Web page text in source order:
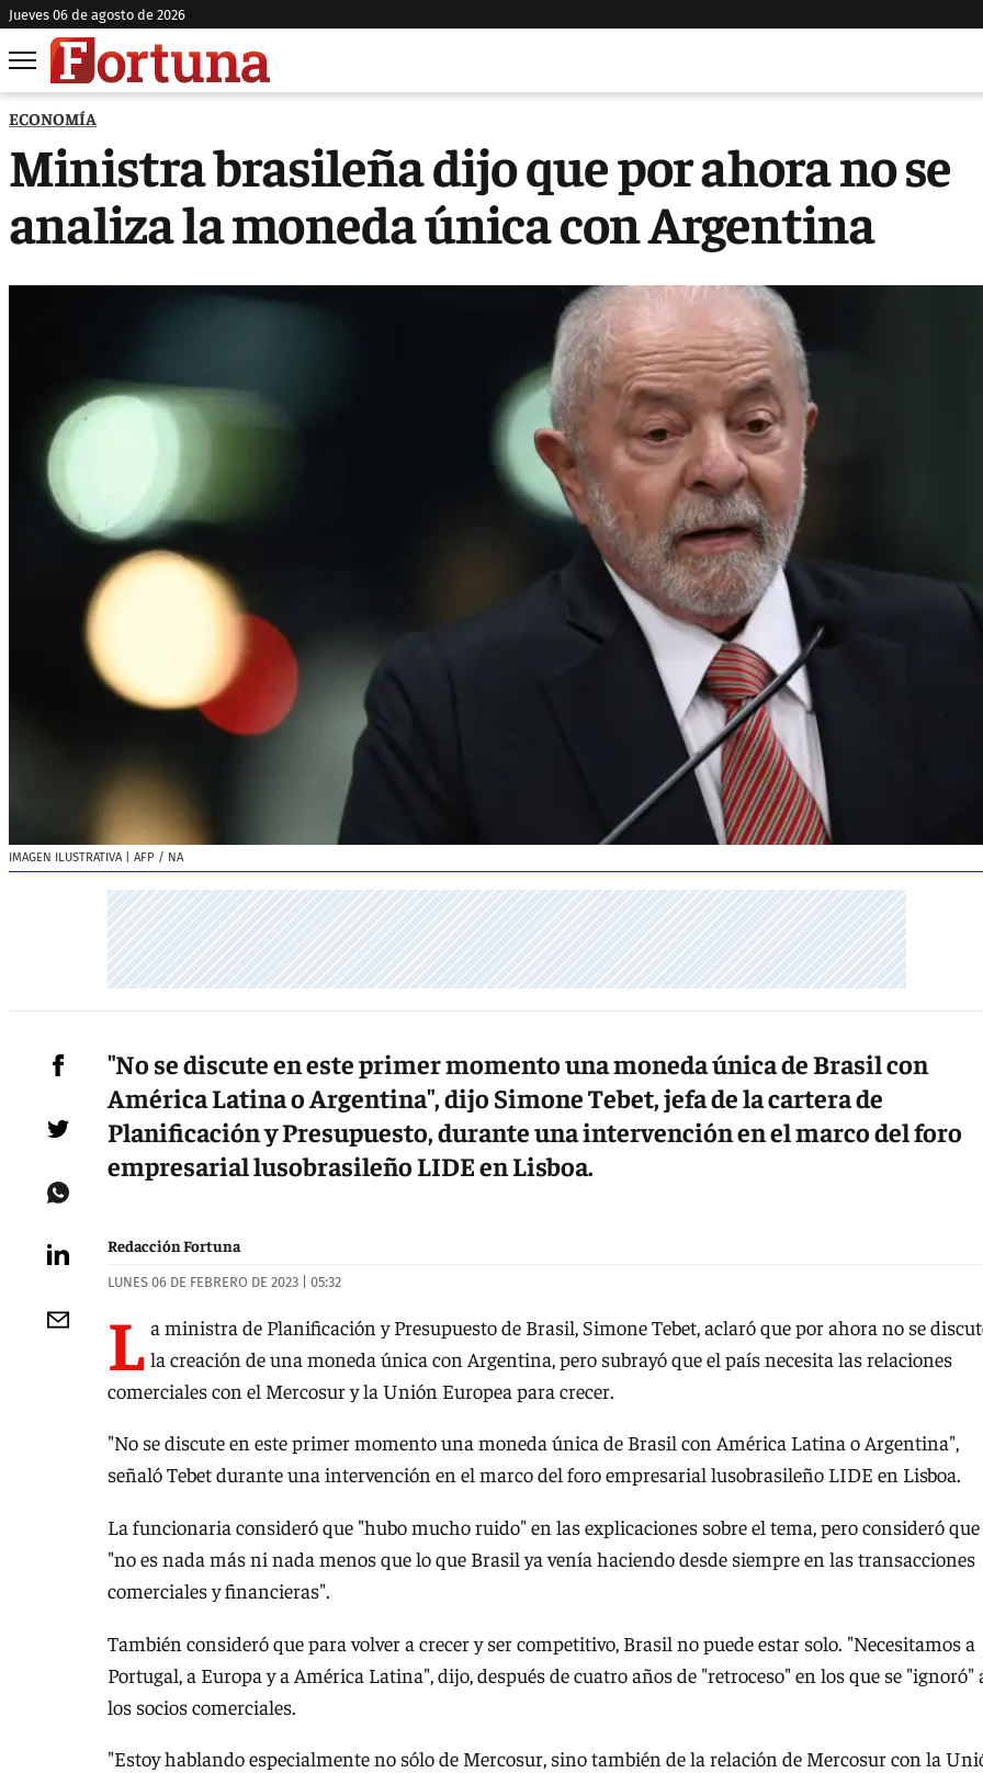
jueves 06 de agosto de 2026
ECONOMÍA
Ministra brasileña dijo que por ahora no se
analiza la moneda única con Argentina
IMAGEN ILUSTRATIVA| AFP / NA
"No se discute en este primer momento una moneda única de Brasil con
América Latina o Argentina", dijo Simone Tebet, jefa de la cartera de
Planificación y Presupuesto, durante una intervención en el marco del foro
empresarial lusobrasileño LIDE en Lisboa.
Redacción Fortuna
LUNES 06 DE FEBRERO DE 2023 | 05:32
L a ministra de Planificación y Presupuesto de Brasil, Simone Tebet, aclaró que por ahora no se
la creación de una moneda única con Argentina, pero subrayó que el país necesita las relaciones
comerciales con el Mercosur y la Unión Europea para crecer.
"No se discute en este primer momento una moneda única de Brasil con América Latina o Argentina",
señaló Tebet durante una intervención en el marco del foro empresarial lusobrasileño LIDE en Lisboa.
La funcionaria consideró que "hubo mucho ruido" en las explicaciones sobre el tema, pero consideró que
"no es nada más ni nada menos que lo que Brasil ya venía haciendo desde siempre en las transacciones
comerciales y financieras".
También consideró que para volver a crecer y ser competitivo, Brasil no puede estar solo. "Necesitamos a
Portugal, a Europa y a América Latina", dijo, después de cuatro años de "retroceso" en los que se "ignoró"
los socios comerciales.
"Estoy hablando especialmente no sólo de Mercosur, sino también de la relación de Mercosur con la